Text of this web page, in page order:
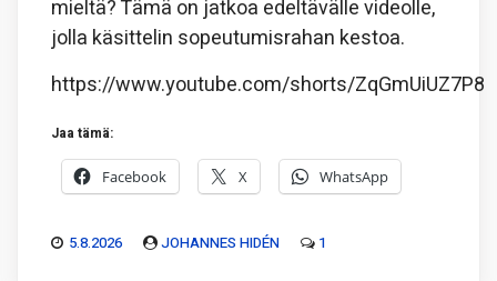
mieltä? Tämä on jatkoa edeltävälle videolle,
jolla käsittelin sopeutumisrahan kestoa.
https://www.youtube.com/shorts/ZqGmUiUZ7P8
Jaa tämä:
Facebook X WhatsApp
5.8.2026 JOHANNES HIDÉN 1